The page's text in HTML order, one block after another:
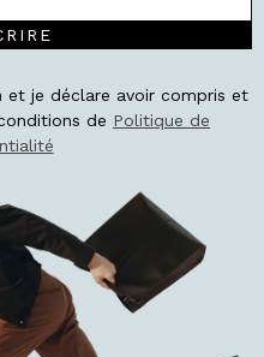
je déclare avoir compris et
de Politique de